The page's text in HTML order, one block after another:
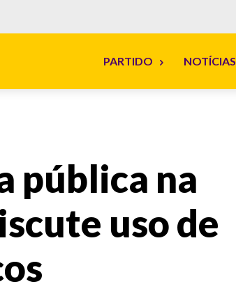
PARTIDO NOTÍCIAS
pública na
uso de